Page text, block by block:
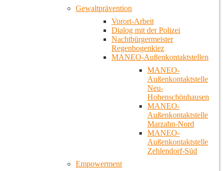
Gewaltprävention
Vorort-Arbeit
Dialog mit der Polizei
Nachtbürgermeister
Regenbogenkiez
MANEO-Außenkontaktstellen
MANEO-
Außenkontaktstelle
Neu-
Hohenschönhausen
MANEO-
Außenkontaktstelle
Marzahn-Nord
MANEO-
Außenkontaktstelle
Zehlendorf-Süd
Empowerment